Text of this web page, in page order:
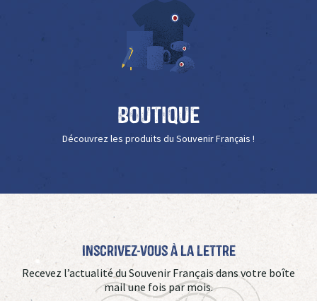
Boutique
Découvrez les produits du Souvenir Français !
Inscrivez-vous à La Lettre
Recevez l’actualité du Souvenir Français dans votre boîte
mail une fois par mois.